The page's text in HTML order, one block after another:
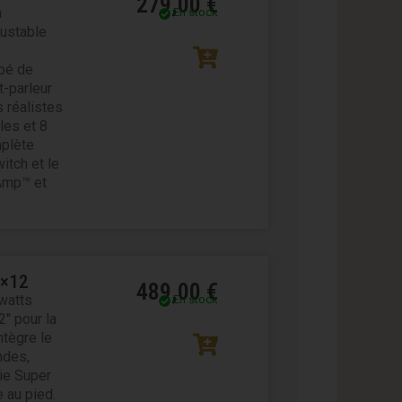
de
parleur
réalistes
et 8
et le
et
En stock
pour la
le
Super
au pied.
489,00€
En stock